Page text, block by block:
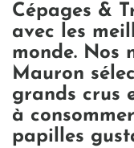
Cépages &
avec les
monde. Nos
Mauron
grands crus
à
papilles